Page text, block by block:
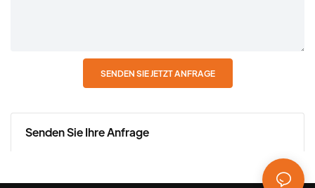
Senden Sie Ihre Anfrage
SENDEN SIE JETZT ANFRAGE